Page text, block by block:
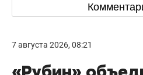
7 августа 2026, 08:21